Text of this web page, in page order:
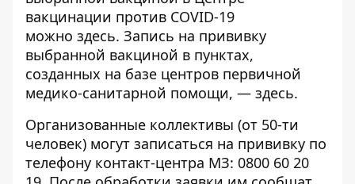
вакцинации против COVID-19
можно здесь. Запись на прививку
выбранной вакциной в пунктах,
созданных на базе центров первичной
медико-санитарной помощи, — здесь.
Организованные коллективы (от 50-ти
человек) могут записаться на прививку по
телефону контакт-центра МЗ: 0800 60 20